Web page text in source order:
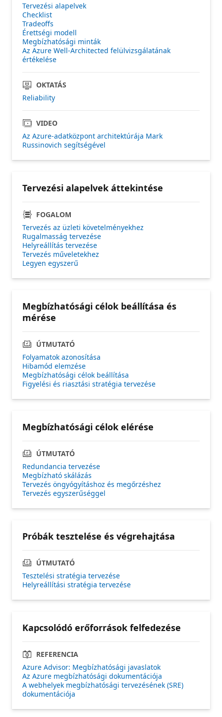
Tervezési alapelvek
Checklist
Tradeoffs
Érettségi modell
Megbízhatósági minták
Az Azure Well-Architected felülvizsgálatának
értékelése
OKTATÁS
Reliability
VIDEO
Az Azure-adatközpont architektúrája Mark
Russinovich segítségével
Tervezési alapelvek áttekintése
FOGALOM
Tervezés az üzleti követelményekhez
Rugalmasság tervezése
Helyreállítás tervezése
Tervezés műveletekhez
Legyen egyszerű
Megbízhatósági célok beállítása és
mérése
ÚTMUTATÓ
Folyamatok azonosítása
Hibamód elemzése
Megbízhatósági célok beállítása
Figyelési és riasztási stratégia tervezése
Megbízhatósági célok elérése
ÚTMUTATÓ
Redundancia tervezése
Megbízható skálázás
Tervezés öngyógyításhoz és megőrzéshez
Tervezés egyszerűséggel
Próbák tesztelése és végrehajtása
ÚTMUTATÓ
Tesztelési stratégia tervezése
Helyreállítási stratégia tervezése
Kapcsolódó erőforrások felfedezése
REFERENCIA
Azure Advisor: Megbízhatósági javaslatok
Az Azure megbízhatósági dokumentációja
A webhelyek megbízhatósági tervezésének (SRE)
dokumentációja